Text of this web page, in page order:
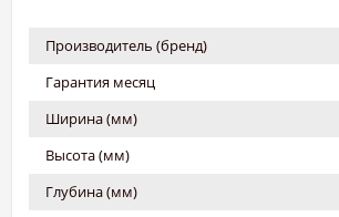
Производитель (бренд)
Гарантия месяц
Ширина (мм)
Высота (мм)
Глубина (мм)